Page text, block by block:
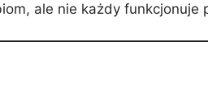
ale nie każdy funkcjonuje